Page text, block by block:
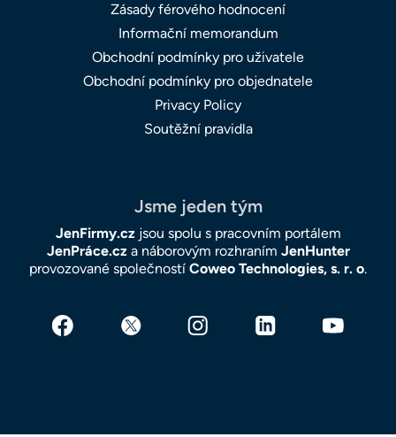
Zásady férového hodnocení
Informační memorandum
Obchodní podmínky pro uživatele
Obchodní podmínky pro objednatele
Privacy Policy
Soutěžní pravidla
Jsme jeden tým
JenFirmy.czjsou spolu s pracovním portálem
JenPráce.cza náborovým rozhraním JenHunter
provozované společností Coweo Technologies, s. r. o.